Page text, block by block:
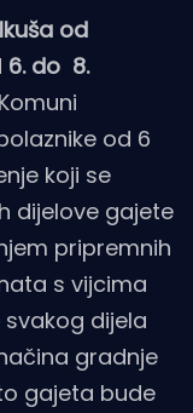
od
6. do 8.
od 6
koji se
dijelove gajete
pripremnih
s vijcima
dijela
gradnje
gajeta bude